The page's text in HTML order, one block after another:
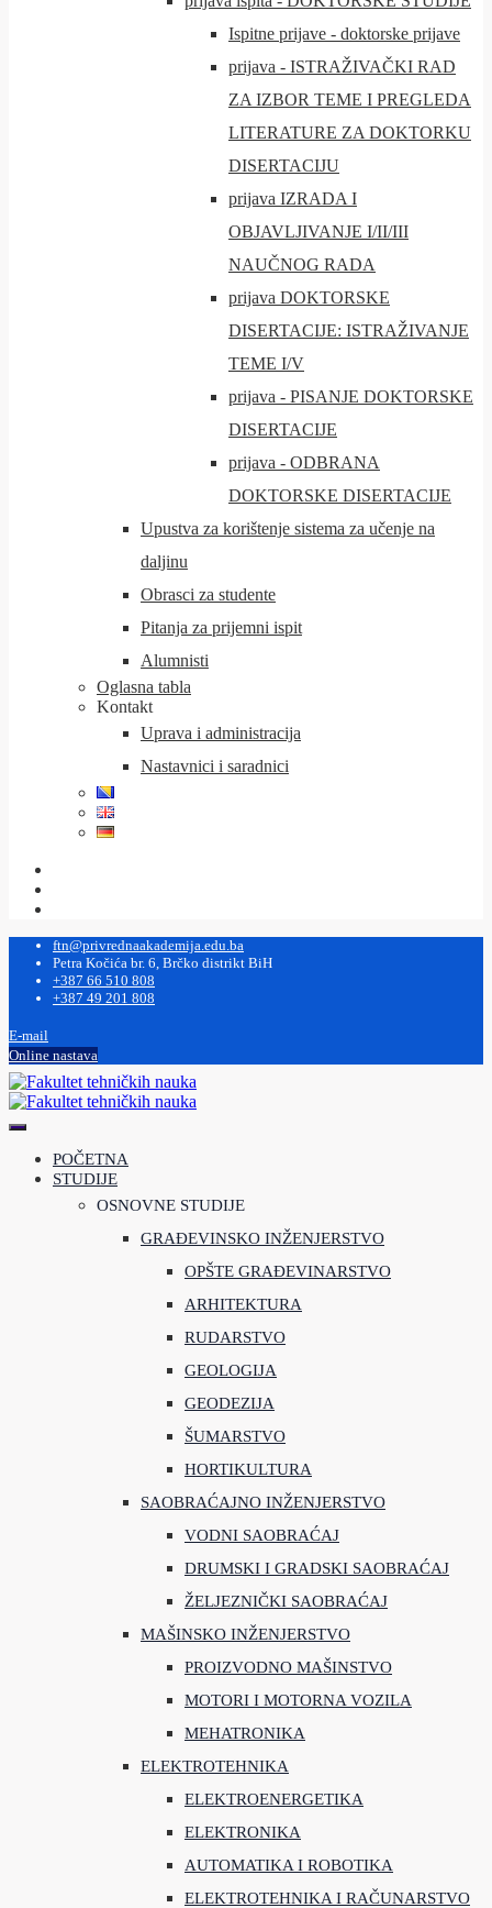
Ispitne prijave - doktorske prijave
prijava - ISTRAŽIVAČKI RAD
ZA IZBOR TEME I PREGLEDA
LITERATURE ZA DOKTORKU
DISERTACIJU
prijava IZRADA I
OBJAVLJIVANJE I/II/III
NAUČNOG RADA
prijava DOKTORSKE
DISERTACIJE: ISTRAŽIVANJE
TEME I/V
prijava - PISANJE DOKTORSKE
DISERTACIJE
prijava - ODBRANA
DOKTORSKE DISERTACIJE
Upustva za korištenje sistema za učenje na
daljinu
Obrasci za studente
Pitanja za prijemni ispit
Alumnisti
Oglasna tabla
Kontakt
Uprava i administracija
Nastavnici i saradnici
ftn@privrednaakademija.edu.ba
Petra Kočića br. 6, Brčko distrikt BiH
+387 66 510 808
+387 49 201 808
E-mail
Online nastava
POČETNA
STUDIJE
OSNOVNE STUDIJE
GRAĐEVINSKO INŽENJERSTVO
OPŠTE GRAĐEVINARSTVO
ARHITEKTURA
RUDARSTVO
GEOLOGIJA
GEODEZIJA
ŠUMARSTVO
HORTIKULTURA
SAOBRAĆAJNO INŽENJERSTVO
VODNI SAOBRAĆAJ
DRUMSKI I GRADSKI SAOBRAĆAJ
ŽELJEZNIČKI SAOBRAĆAJ
MAŠINSKO INŽENJERSTVO
PROIZVODNO MAŠINSTVO
MOTORI I MOTORNA VOZILA
MEHATRONIKA
ELEKTROTEHNIKA
ELEKTROENERGETIKA
ELEKTRONIKA
AUTOMATIKA I ROBOTIKA
ELEKTROTEHNIKA I RAČUNARSTVO